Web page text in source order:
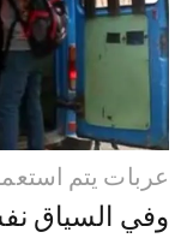
عربات يتم
وفي السياق